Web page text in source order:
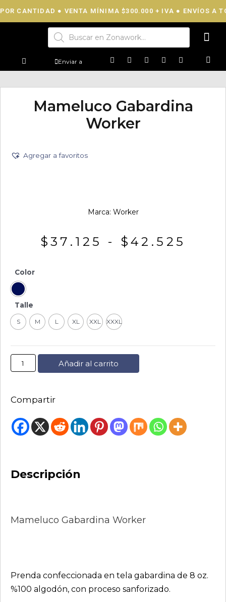
CANTIDAD ● VENTA MÍNIMA $300.000 + IVA ● ENVÍOS A
Enviar a
Mameluco Gabardina
Worker
Agregar a favoritos
Marca: Worker
$ 37.125 - $42.525
Color
Talle
S M L XL XXL XXXL
Añadir al carrito
Compartir
Descripción
Mameluco Gabardina Worker
Prenda confeccionada en tela gabardina de 8 oz.
%100 algodón, con proceso sanforizado.